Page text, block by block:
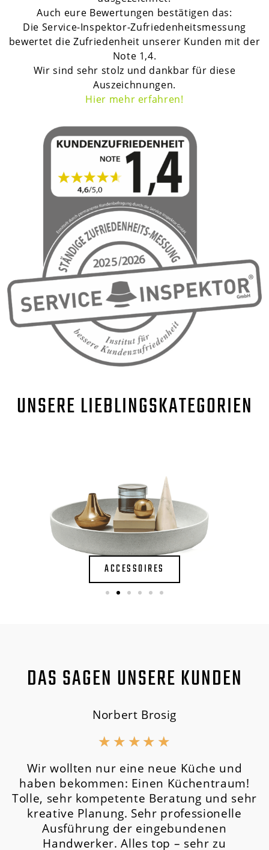
Auch eure Bewertungen bestätigen das:
Die Service-Inspektor-Zufriedenheitsmessung
bewertet die Zufriedenheit unserer Kunden mit der
Note 1,4.
Wir sind sehr stolz und dankbar für diese
Auszeichnungen.
Hier mehr erfahren!
UNSERE LIEBLINGSKATEGORIEN
ACCESSOIRES
DAS SAGEN UNSERE KUNDEN
Norbert Brosig
★ ★ ★ ★ ★
Wir wollten nur eine neue Küche und
haben bekommen: Einen Küchentraum!
Tolle, sehr kompetente Beratung und sehr
kreative Planung. Sehr professionelle
Ausführung der eingebundenen
Handwerker. Alles top – sehr zu